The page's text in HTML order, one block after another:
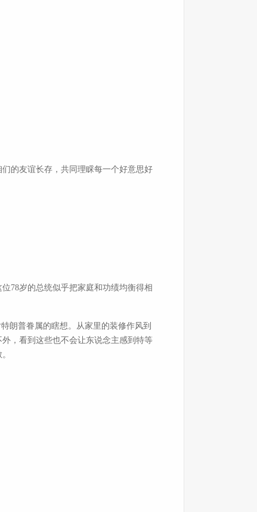
的友谊长存，共同理睬每一个好意思好
78岁的总统似乎把家庭和功绩均衡得相
朗普眷属的瞎想。从家里的装修作风到
，看到这些也不会让东说念主感到特等